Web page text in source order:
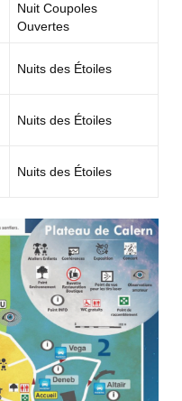
Nuit Coupoles
Ouvertes
Nuits des Étoiles
Nuits des Étoiles
Nuits des Étoiles